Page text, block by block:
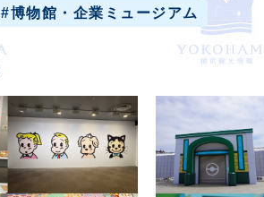
#博物館・企業ミュージアム